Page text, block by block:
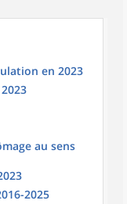
en 2023
au sens
2025